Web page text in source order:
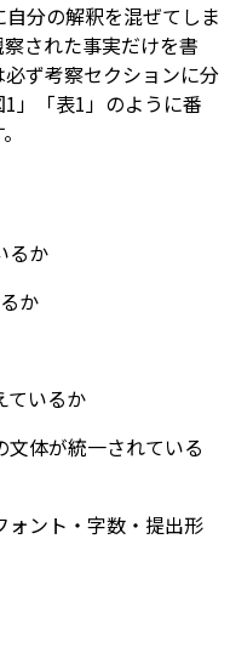
分の解釈を混ぜてしま
された事実だけを書
ず考察セクションに分
」「表1」のように番
るか
か
ているか
体が統一されている
ォント・字数・提出形